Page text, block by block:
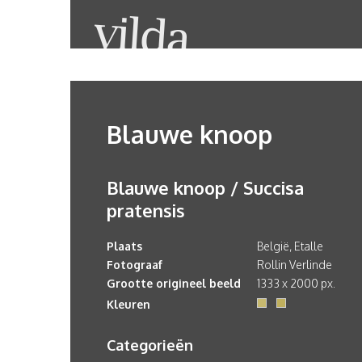
Blauwe knoop
Blauwe knoop / Succisa
pratensis
Plaats
België, Etalle
Fotograaf
Rollin Verlinde
Grootte origineel beeld
1333 x 2000 px.
Kleuren
Categorieën